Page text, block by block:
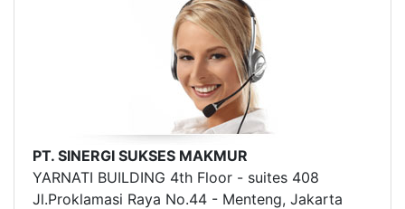
PT. SINERGI SUKSES MAKMUR
YARNATI BUILDING 4th Floor - suites 408
Jl.Proklamasi Raya No.44 - Menteng, Jakarta